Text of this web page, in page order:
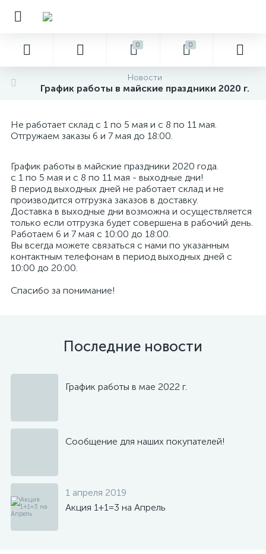
0 0
Новости
График работы в майские праздники 2020 г.
Не работает склад с 1 по 5 мая и с 8 по 11 мая.
Отгружаем заказы 6 и 7 мая до 18:00.
График работы в майские праздники 2020 года.
с 1 по 5 мая и с 8 по 11 мая - выходные дни!
В период выходных дней не работает склад и не
производится отгрузка заказов в доставку.
Доставка в выходные дни возможна и осуществляется
только если отгрузка будет совершена в рабочий день.
Работаем 6 и 7 мая с 10:00 до 18:00.
Вы всегда можете связаться с нами по указанным
контактным телефонам в период выходных дней с
10:00 до 20:00.
Спасибо за понимание!
Последние новости
График работы в мае 2022 г.
Сообщение для наших покупателей!
1 апреля 2019
Акция 1+1=3 на Апрель